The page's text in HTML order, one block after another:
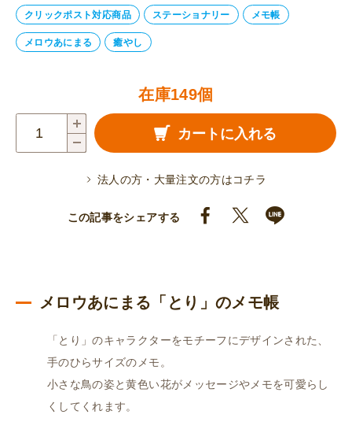
クリックポスト対応商品 ステーショナリー メモ帳
メロウあにまる 癒やし
在庫149個
個
カートに入れる
法人の方・大量注文の方はコチラ
この記事をシェアする
メロウあにまる「とり」のメモ帳
「とり」のキャラクターをモチーフにデザインされた、
手のひらサイズのメモ。
小さな鳥の姿と黄色い花がメッセージやメモを可愛らし
くしてくれます。